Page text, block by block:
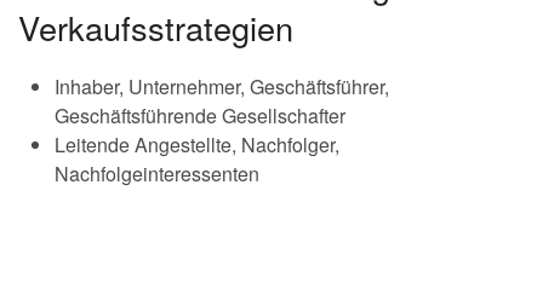
Verkaufsstrategien
Inhaber, Unternehmer, Geschäftsführer,
Geschäftsführende Gesellschafter
Leitende Angestellte, Nachfolger,
Nachfolgeinteressenten